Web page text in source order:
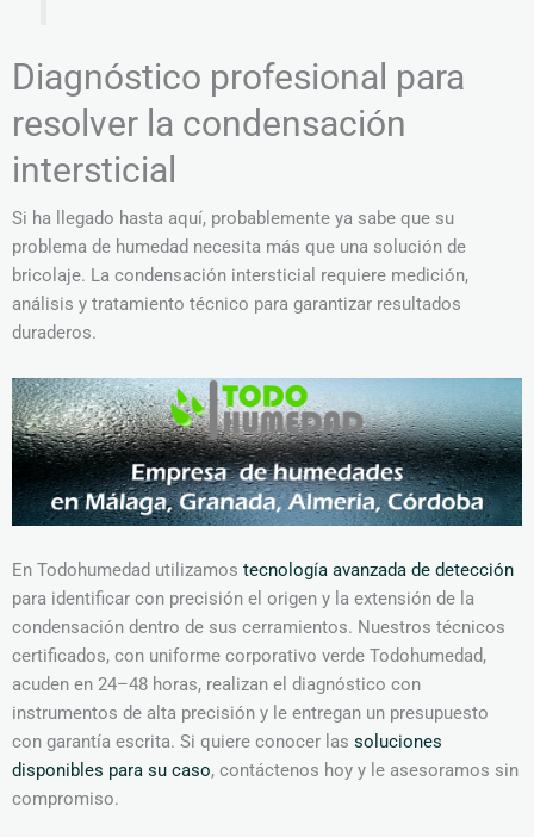
Diagnóstico profesional para
resolver la condensación
intersticial
Si ha llegado hasta aquí, probablemente ya sabe que su
problema de humedad necesita más que una solución de
bricolaje. La condensación intersticial requiere medición,
análisis y tratamiento técnico para garantizar resultados
duraderos.
En Todohumedad utilizamos tecnología avanzada de detección
para identificar con precisión el origen y la extensión de la
condensación dentro de sus cerramientos. Nuestros técnicos
certificados, con uniforme corporativo verde Todohumedad,
acuden en 24–48 horas, realizan el diagnóstico con
instrumentos de alta precisión y le entregan un presupuesto
con garantía escrita. Si quiere conocer las soluciones
disponibles para su caso, contáctenos hoy y le asesoramos sin
compromiso.